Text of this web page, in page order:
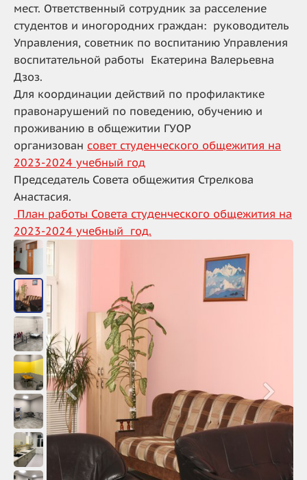
мест. Ответственный сотрудник за расселение
студентов и иногородних граждан: руководитель
Управления, советник по воспитанию Управления
воспитательной работы Екатерина Валерьевна
Дзоз.
Для координации действий по профилактике
правонарушений по поведению, обучению и
проживанию в общежитии ГУОР
организован cовет студенческого общежития на
2023-2024 учебный год
Председатель Совета общежития Стрелкова
Анастасия.
План работы Совета студенческого общежития на
2023-2024 учебный год.